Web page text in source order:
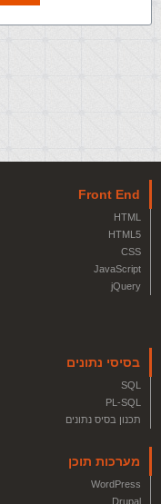
Front End
HTML
HTML5
CSS
JavaScript
jQuery
בסיסי נתונים
SQL
PL-SQL
תכנון בסיס נתונים
מערכות תוכן
WordPress
Drupal